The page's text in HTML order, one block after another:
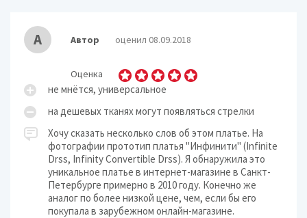
А Автор оценил 08.09.2018
Оценка
не мнётся, универсальное
на дешевых тканях могут появляться стрелки
Хочу сказать несколько слов об этом платье. На
фотографии прототип платья "Инфинити" (Infinite
Drss, Infinity Convertible Drss). Я обнаружила это
уникальное платье в интернет-магазине в Санкт-
Петербурге примерно в 2010 году. Конечно же
аналог по более низкой цене, чем, если бы его
покупала в зарубежном онлайн-магазине.